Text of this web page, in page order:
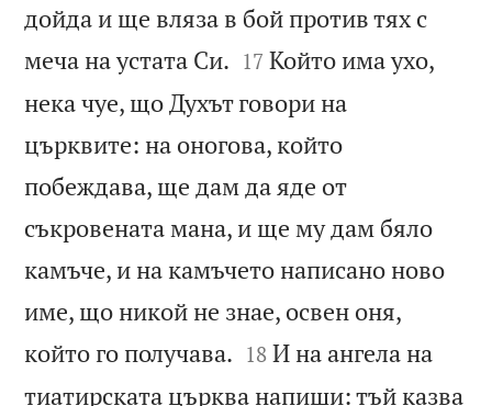
дойда и ще вляза в бой против тях с
меча на устата Си. 

17 Който има ухо,
нека чуе, що Духът говори на
църквите: на оногова, който
побеждава, ще дам да яде от
съкровената мана, и ще му дам бяло
камъче, и на камъчето написано ново
име, що никой не знае, освен оня,
който го получава. 

18 И на ангела на
тиатирската църква напиши: тъй казва